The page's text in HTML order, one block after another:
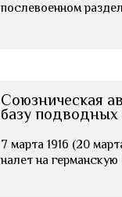
послевоенном
Союзническая
базу подводных
7 марта 1916 (20
налет на